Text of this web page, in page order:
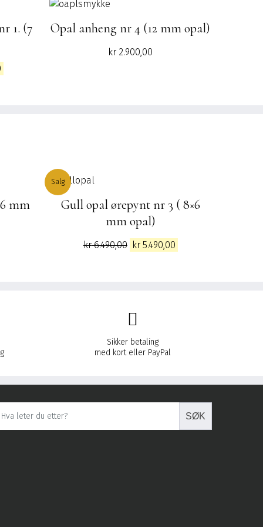
1. (7
Opal anheng nr 4 (12 mm opal)
kr 2.900,00
mm
Salg
Gull opal ørepynt nr 3 ( 8×6
mm opal)
kr6.490,00 Opprinnelig
kr5.490,00
Sikker betaling
med kort eller PayPal
SØK
SØK